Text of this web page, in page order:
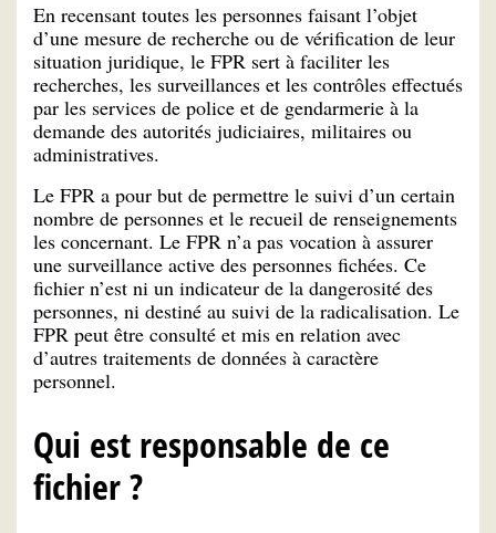
En recensant toutes les personnes faisant l’objet
d’une mesure de recherche ou de vérification de leur
situation juridique, le FPR sert à faciliter les
recherches, les surveillances et les contrôles effectués
par les services de police et de gendarmerie à la
demande des autorités judiciaires, militaires ou
administratives.
Le FPR a pour but de permettre le suivi d’un certain
nombre de personnes et le recueil de renseignements
les concernant. Le FPR n’a pas vocation à assurer
une surveillance active des personnes fichées. Ce
fichier n’est ni un indicateur de la dangerosité des
personnes, ni destiné au suivi de la radicalisation. Le
FPR peut être consulté et mis en relation avec
d’autres traitements de données à caractère
personnel.
Qui est responsable de ce
fichier ?